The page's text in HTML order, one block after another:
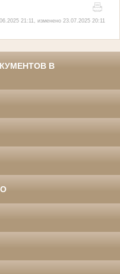
21:11, изменено 23.07.2025 20:11
В